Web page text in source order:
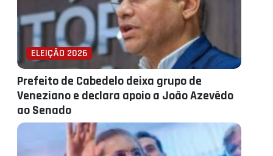
ELEIÇÃO 2026
Prefeito de Cabedelo deixa grupo de
Veneziano e declara apoio a João Azevêdo
ao Senado